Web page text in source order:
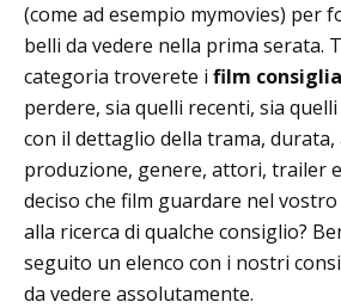
(come ad esempio mymovies) per
belli da vedere nella prima serata.
categoria troverete i film
perdere, sia quelli recenti, sia
con il dettaglio della trama, durata,
produzione, genere, attori, trailer
deciso che film guardare nel
alla ricerca di qualche consiglio?
seguito un elenco con i nostri
da vedere assolutamente.